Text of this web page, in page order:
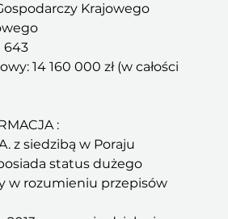
Krajowego
643
14 160 000 zł (w całości
:
z siedzibą w Poraju
status dużego
w rozumieniu przepisów